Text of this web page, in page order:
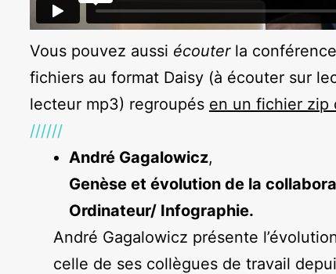
Vous pouvez aussi écouter la
fichiers au format Daisy (à écouter sur
lecteur mp3) regroupés en un fichier zip
//////
André Gagalowicz,
Genèse et évolution de la
Ordinateur/ Infographie.
André Gagalowicz présente
celle de ses collègues de travail